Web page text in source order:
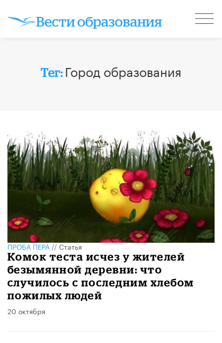
Тег: Город образования
ПРОБА ПЕРА//Статья
Комок теста исчез у жителей
безымянной деревни: что
случилось с последним хлебом
пожилых людей
20 октября